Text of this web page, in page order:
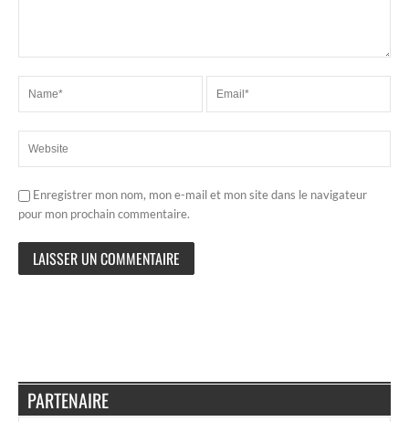
Enregistrer mon nom, mon e-mail et mon site dans le navigateur
pour mon prochain commentaire.
PARTENAIRE